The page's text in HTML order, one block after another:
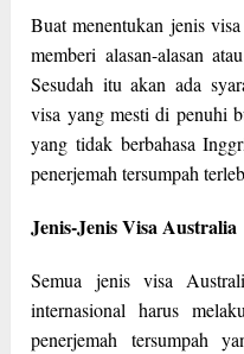
Buat menentukan jenis
memberi alasan-alasan
Sesudah itu akan ada
visa yang mesti di penuhi
yang tidak berbahasa
penerjemah tersumpah
Jenis-Jenis Visa Australia
Semua jenis visa
internasional harus
penerjemah tersumpah